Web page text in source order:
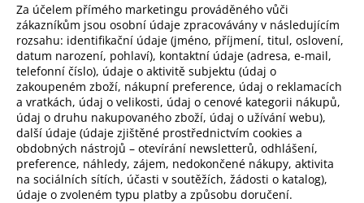
Za účelem přímého marketingu prováděného vůči
zákazníkům jsou osobní údaje zpracovávány v následujícím
rozsahu: identifikační údaje (jméno, příjmení, titul, oslovení,
datum narození, pohlaví), kontaktní údaje (adresa, e-mail,
telefonní číslo), údaje o aktivitě subjektu (údaj o
zakoupeném zboží, nákupní preference, údaj o reklamacích
a vratkách, údaj o velikosti, údaj o cenové kategorii nákupů,
údaj o druhu nakupovaného zboží, údaj o užívání webu),
další údaje (údaje zjištěné prostřednictvím cookies a
obdobných nástrojů – otevírání newsletterů, odhlášení,
preference, náhledy, zájem, nedokončené nákupy, aktivita
na sociálních sítích, účasti v soutěžích, žádosti o katalog),
údaje o zvoleném typu platby a způsobu doručení.